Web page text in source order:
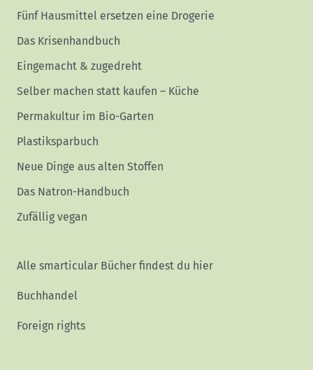
Fünf Hausmittel ersetzen eine Drogerie
Das Krisenhandbuch
Eingemacht & zugedreht
Selber machen statt kaufen – Küche
Permakultur im Bio-Garten
Plastiksparbuch
Neue Dinge aus alten Stoffen
Das Natron-Handbuch
Zufällig vegan
Alle smarticular Bücher findest du hier
Buchhandel
Foreign rights